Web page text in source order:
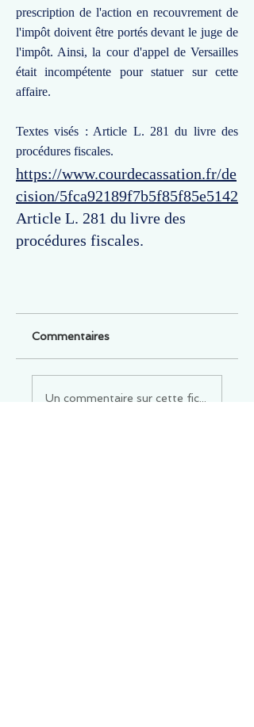
prescription de l'action en recouvrement de
l'impôt doivent être portés devant le juge de
l'impôt. Ainsi, la cour d'appel de Versailles
était incompétente pour statuer sur cette
affaire.
Textes visés : Article L. 281 du livre des
procédures fiscales.
https://www.courdecassation.fr/de
cision/5fca92189f7b5f85f85e5142
Article L. 281 du livre des
procédures fiscales.
Commentaires
Un commentaire sur cette fiche ou cet